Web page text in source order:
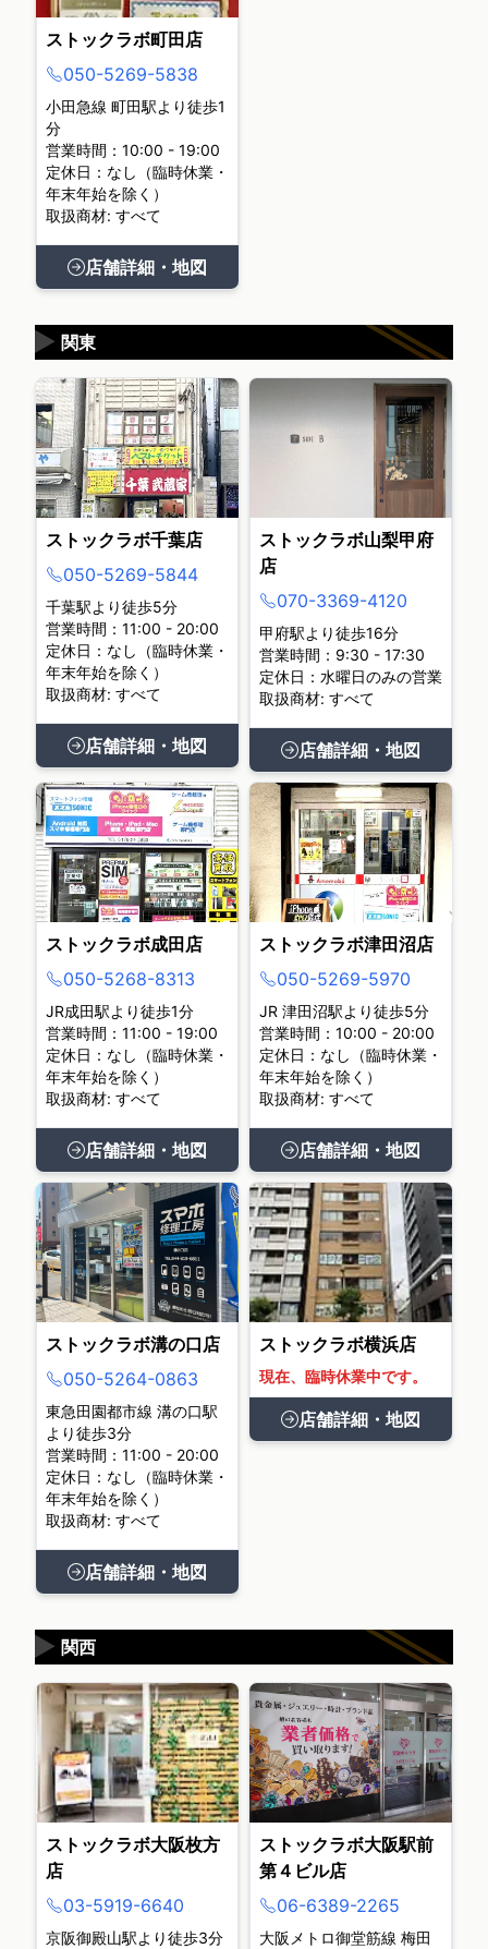
ストックラボ町田店
050-5269-5838
小田急線 町田駅より徒歩1
分
営業時間：10:00 - 19:00
定休日：なし（臨時休業・
年末年始を除く）
取扱商材: すべて
店舗詳細・地図
関東
▶
ストックラボ千葉店
050-5269-5844
千葉駅より徒歩5分
営業時間：11:00 - 20:00
定休日：なし（臨時休業・
年末年始を除く）
取扱商材: すべて
店舗詳細・地図
ストックラボ山梨甲府
店
070-3369-4120
甲府駅より徒歩16分
営業時間：9:30 - 17:30
定休日：水曜日のみの営業
取扱商材: すべて
店舗詳細・地図
ストックラボ成田店
050-5268-8313
JR成田駅より徒歩1分
営業時間：11:00 - 19:00
定休日：なし（臨時休業・
年末年始を除く）
取扱商材: すべて
店舗詳細・地図
ストックラボ津田沼店
050-5269-5970
JR 津田沼駅より徒歩5分
営業時間：10:00 - 20:00
定休日：なし（臨時休業・
年末年始を除く）
取扱商材: すべて
店舗詳細・地図
ストックラボ溝の口店
050-5264-0863
東急田園都市線 溝の口駅
より徒歩3分
営業時間：11:00 - 20:00
定休日：なし（臨時休業・
年末年始を除く）
取扱商材: すべて
店舗詳細・地図
ストックラボ横浜店
現在、臨時休業中です。
店舗詳細・地図
関西
▶
ストックラボ大阪枚方
店
03-5919-6640
京阪御殿山駅より徒歩3分
ストックラボ大阪駅前
第４ビル店
06-6389-2265
大阪メトロ御堂筋線 梅田